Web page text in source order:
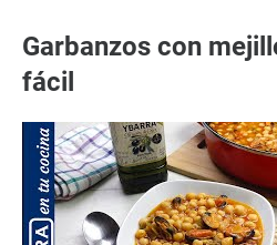
Garbanzos con
fácil